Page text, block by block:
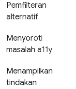
Pemfilteran
alternatif
Menyoroti
masalah a11y
Menampilkan
tindakan